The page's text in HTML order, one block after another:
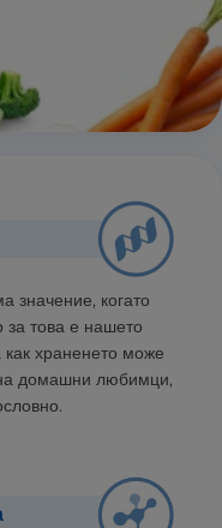
значение, когато
за това е нашето
храненето може
домашни любимци,